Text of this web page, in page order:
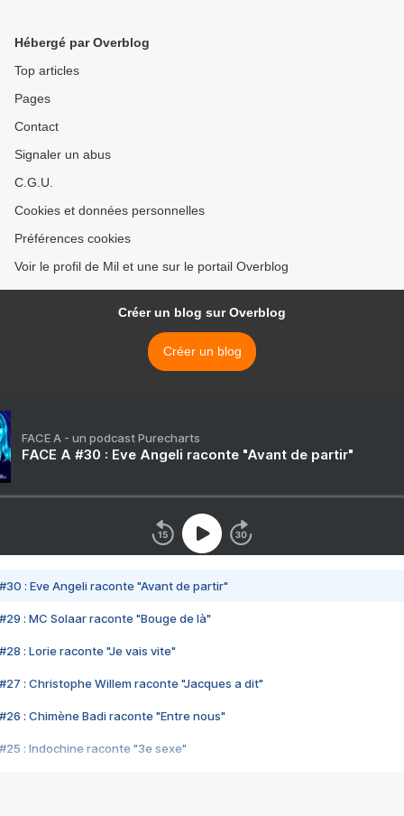
Hébergé par Overblog
Top articles
Pages
Contact
Signaler un abus
C.G.U.
Cookies et données personnelles
Préférences cookies
Voir le profil de Mil et une sur le portail Overblog
Créer un blog sur Overblog
Créer un blog
FACE A - un podcast Purecharts
FACE A #30 : Eve Angeli raconte "Avant de partir"
#30 : Eve Angeli raconte "Avant de partir"
#29 : MC Solaar raconte "Bouge de là"
#28 : Lorie raconte "Je vais vite"
#27 : Christophe Willem raconte "Jacques a dit"
#26 : Chimène Badi raconte "Entre nous"
#25 : Indochine raconte "3e sexe"